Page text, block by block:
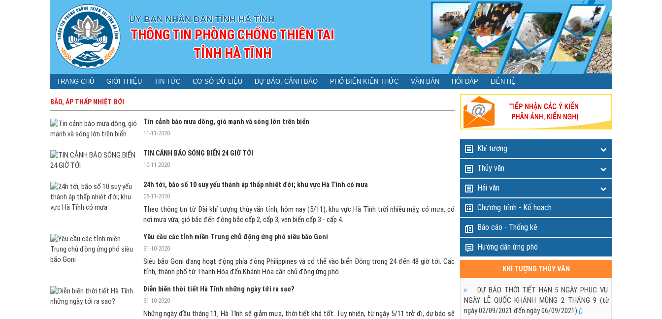
ỦY BAN NHÂN DÂN TỈNH HÀ TĨNH
THÔNG TIN PHÒNG CHỐNG THIÊN TAI
TỈNH HÀ TĨNH
TRANG CHỦ GIỚI THIỆU TIN TỨC CƠ SỞ DỮ LIỆU DỰ BÁO, CẢNH BÁO PHỔ BIẾN KIẾN THỨC VĂN BẢN HỎI ĐÁP LIÊN HỆ
BÃO, ÁP THẤP NHIỆT ĐỚI
Tin cảnh báo mưa dông, gió mạnh và sóng lớn trên biển
11-11-2020
TIN CẢNH BÁO SÓNG BIỂN 24 GIỜ TỚI
10-11-2020
24h tới, bão số 10 suy yếu thành áp thấp nhiệt đới; khu vực Hà Tĩnh có mưa
05-11-2020
Theo thông tin từ Đài khí tượng thủy văn tỉnh, hôm nay (5/11), khu vực Hà Tĩnh trời nhiều mây, có mưa, có
nơi mưa vừa, gió bắc đến đông bắc cấp 2, cấp 3, ven biển cấp 3 - cấp 4.
Yêu cầu các tỉnh miền Trung chủ động ứng phó siêu bão Goni
31-10-2020
Siêu bão Goni đang hoạt động phía đông Philippines và có thể vào biển Đông trong 24 đến 48 giờ tới. Các
tỉnh, thành phố từ Thanh Hóa đến Khánh Hòa cần chủ động ứng phó.
Diễn biến thời tiết Hà Tĩnh những ngày tới ra sao?
31-10-2020
Những ngày đầu tháng 11, Hà Tĩnh sẽ giảm mưa, thời tiết khá tốt. Tuy nhiên, từ ngày 5/11 trở đi, dự báo sẽ
Khí tượng
Thủy văn
Hải văn
Chương trình - Kế hoạch
Báo cáo - Thống kê
Hướng dẫn ứng phó
KHÍ TƯỢNG THỦY VĂN
DỰ BÁO THỜI TIẾT HẠN 5 NGÀY PHỤC VỤ
NGÀY LỄ QUỐC KHÁNH MÙNG 2 THÁNG 9 (từ
ngày 02/09/2021 đến ngày 06/09/2021) ()